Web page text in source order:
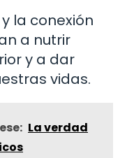
la conexión
a nutrir
y a dar
vidas.
La verdad